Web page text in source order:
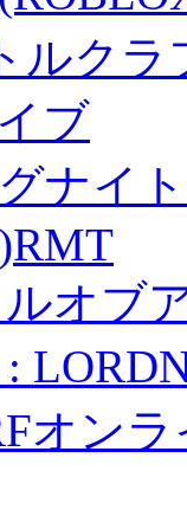
ルク
ブ
ナイ
オブ
オン